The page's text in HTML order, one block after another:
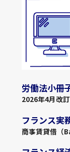
労働法小冊
2026年4月改
フランス実
商事賃貸借（